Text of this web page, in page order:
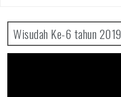
Wisudah Ke-6 tahun 2019